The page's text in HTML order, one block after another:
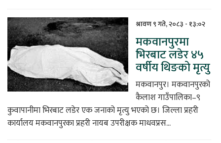
श्रावण ९ गते, २०८३ - १३:०२
मकवानपुरमा
भिरबाट लडेर ४५
वर्षीय थिङको मृत्यु
मकवानपुर। मकवानपुरको
कैलाश गाउँपालिका–९
कुवापानीमा भिरबाट लडेर एक जनाको मृत्यु भएको छ। जिल्ला प्रहरी
कार्यालय मकवानपुरका प्रहरी नायब उपरीक्षक माधवप्रस...